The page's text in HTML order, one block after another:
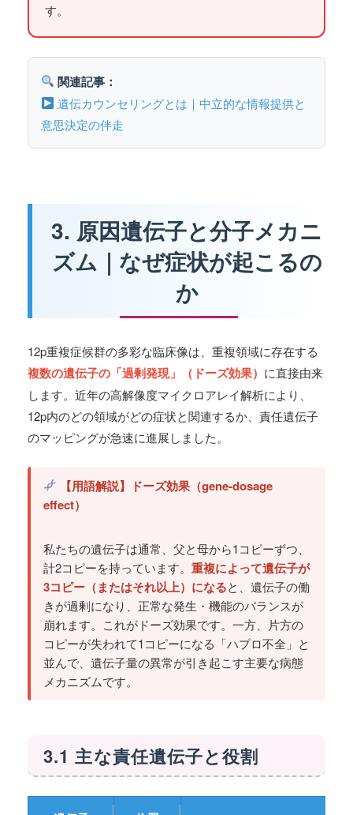
す。
関連記事：
遺伝カウンセリングとは｜中立的な情報提供と
意思決定の伴走
3. 原因遺伝子と分子メカニ
ズム｜なぜ症状が起こるの
か
12p重複症候群の多彩な臨床像は、重複領域に存在する
複数の遺伝子の「過剰発現」（ドーズ効果） に直接由来
します。近年の高解像度マイクロアレイ解析により、
12p内のどの領域がどの症状と関連するか、責任遺伝子
のマッピングが急速に進展しました。
【用語解説】ドーズ効果（gene-dosage
effect）
私たちの遺伝子は通常、父と母から1コピーずつ、
計2コピーを持っています。 重複によって遺伝子が
3コピー（またはそれ以上）になると、遺伝子の働
きが過剰になり、正常な発生・機能のバランスが
崩れます。これがドーズ効果です。一方、片方の
コピーが失われて1コピーになる「ハプロ不全」と
並んで、遺伝子量の異常が引き起こす主要な病態
メカニズムです。
3.1 主な責任遺伝子と役割